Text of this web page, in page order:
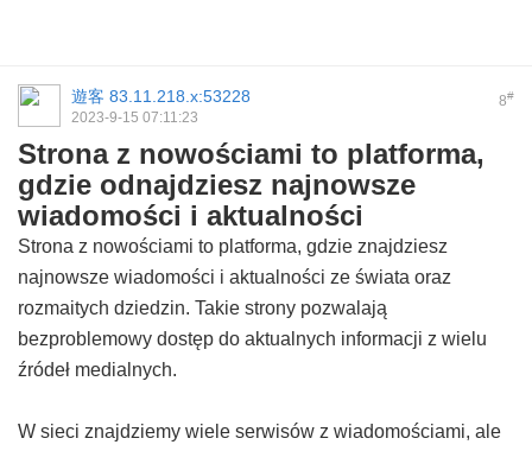
8#
遊客 83.11.218.x:53228
2023-9-15 07:11:23
Strona z nowościami to platforma,
gdzie odnajdziesz najnowsze
wiadomości i aktualności
Strona z nowościami to platforma, gdzie znajdziesz
najnowsze wiadomości i aktualności ze świata oraz
rozmaitych dziedzin. Takie strony pozwalają
bezproblemowy dostęp do aktualnych informacji z wielu
źródeł medialnych.
W sieci znajdziemy wiele serwisów z wiadomościami, ale